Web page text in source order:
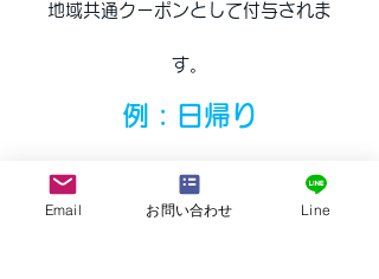
地域共通クーポンとして付与されま
す。
例 : 日帰り
おひとり様20,000円の日帰り旅行を
Email お問い合わせ Line